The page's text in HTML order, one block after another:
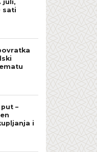
juli,
sati
–
i